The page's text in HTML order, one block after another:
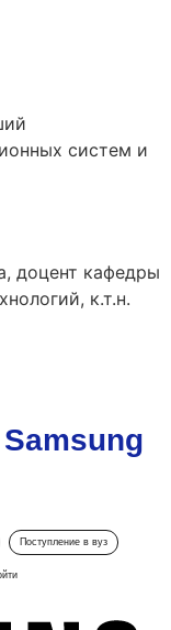
систем и
доцент кафедры
к.т.н.
Поступление в вуз